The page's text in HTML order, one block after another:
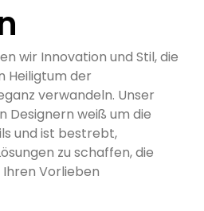
wir Innovation und Stil, die
Heiligtum der
verwandeln. Unser
Designern weiß um die
und ist bestrebt,
zu schaffen, die
Vorlieben